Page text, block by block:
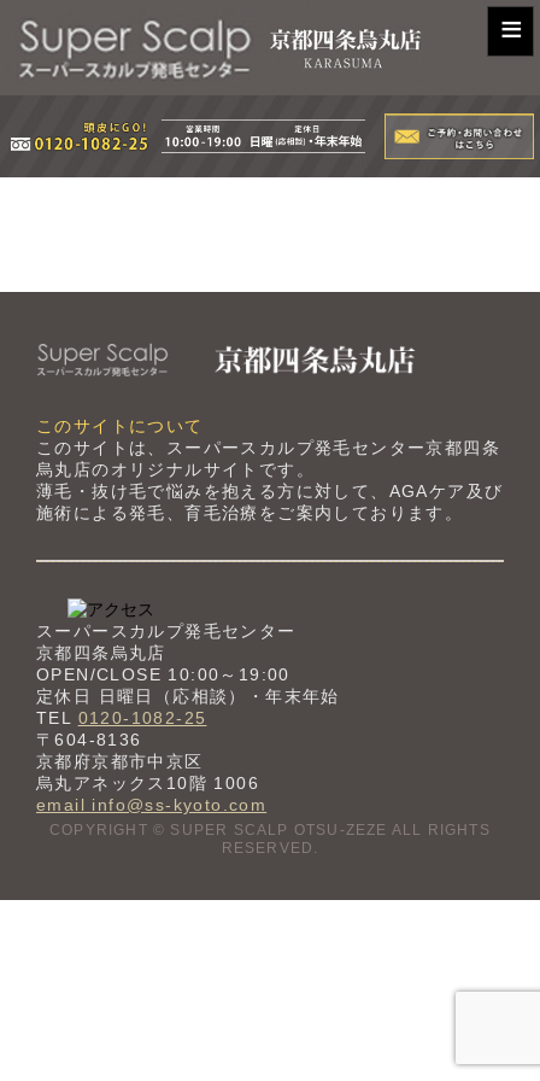
≡
このサイトについて
このサイトは、スーパースカルプ発毛センター京都四条
烏丸店のオリジナルサイトです。
薄毛・抜け毛で悩みを抱える方に対して、AGAケア及び
施術による発毛、育毛治療をご案内しております。
スーパースカルプ発毛センター
京都四条烏丸店
OPEN/CLOSE 10:00～19:00
定休日 日曜日（応相談）・年末年始
TEL 0120-1082-25
〒604-8136
京都府京都市中京区
烏丸アネックス10階 1006
email info@ss-kyoto.com
COPYRIGHT © SUPER SCALP OTSU-ZEZE ALL RIGHTS
RESERVED.